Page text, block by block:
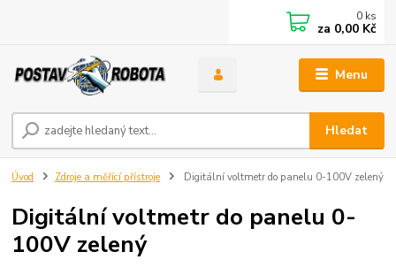
Menu
Hledat
0 ks
za 0,00 Kč
Úvod Zdroje a měřící přístroje Digitální voltmetr do panelu 0-100V zelený
Digitální voltmetr do panelu 0-
100V zelený